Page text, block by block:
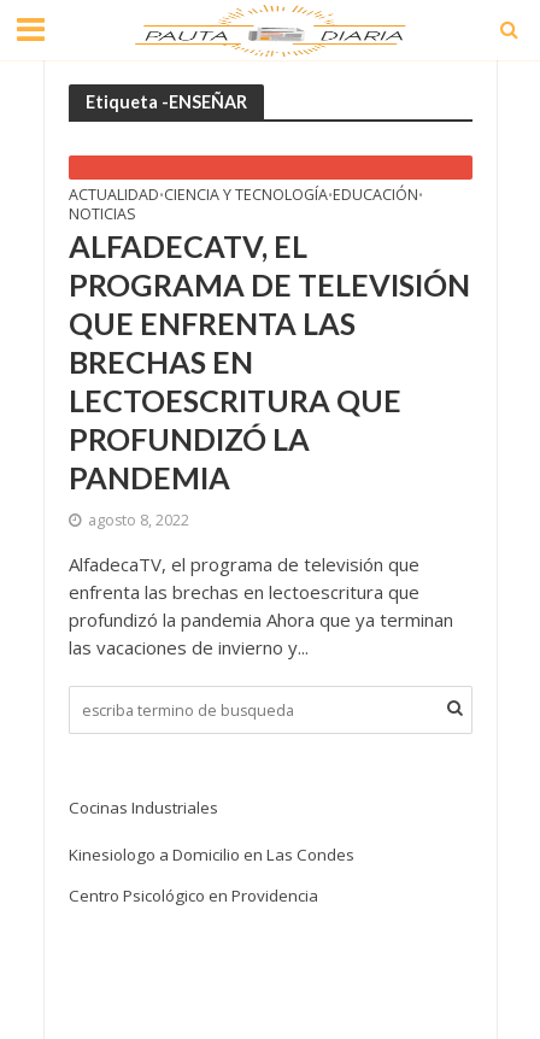
Etiqueta -ENSEÑAR
ACTUALIDAD•CIENCIA Y TECNOLOGÍA•EDUCACIÓN•
NOTICIAS
ALFADECATV, EL
PROGRAMA DE TELEVISIÓN
QUE ENFRENTA LAS
BRECHAS EN
LECTOESCRITURA QUE
PROFUNDIZÓ LA
PANDEMIA
agosto 8, 2022
AlfadecaTV, el programa de televisión que
enfrenta las brechas en lectoescritura que
profundizó la pandemia Ahora que ya terminan
las vacaciones de invierno y...
Cocinas Industriales
Kinesiologo a Domicilio en Las Condes
Centro Psicológico en Providencia